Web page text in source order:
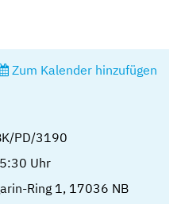
Zum Kalender hinzufügen
PD/3190
Uhr
Ring 1, 17036 NB